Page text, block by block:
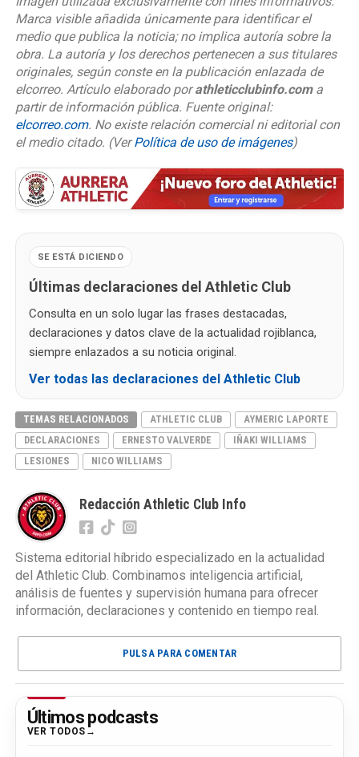
Marca visible añadida únicamente para identificar el
medio que publica la noticia; no implica autoría sobre la
obra. La autoría y los derechos pertenecen a sus titulares
originales, según conste en la publicación enlazada de
elcorreo. Artículo elaborado porathleticclubinfo.coma
partir de información pública. Fuente original:
elcorreo.com. No existe relación comercial ni editorial con
el medio citado. (VerPolítica de uso de imágenes)
SE ESTÁ DICIENDO
Últimas declaraciones del Athletic Club
Consulta en un solo lugar las frases destacadas,
declaraciones y datos clave de la actualidad rojiblanca,
siempre enlazados a su noticia original.
Ver todas las declaraciones del Athletic Club
TEMAS RELACIONADOS ATHLETIC CLUB
AYMERIC LAPORTE
DECLARACIONES
ERNESTO VALVERDE
IÑAKI WILLIAMS
LESIONES
NICO WILLIAMS
Redacción Athletic Club Info
Sistema editorial híbrido especializado en la actualidad
del Athletic Club. Combinamos inteligencia artificial,
análisis de fuentes y supervisión humana para ofrecer
información, declaraciones y contenido en tiempo real.
PULSA PARA COMENTAR
Últimos podcasts
VER TODOS